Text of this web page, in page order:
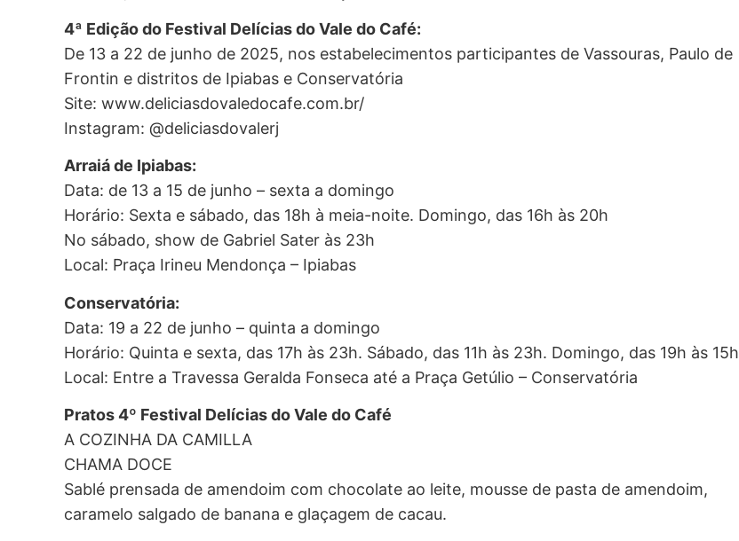
4ª Edição do Festival Delícias do Vale do Café:
De 13 a 22 de junho de 2025, nos estabelecimentos participantes de Vassouras, Paulo de
Frontin e distritos de Ipiabas e Conservatória
Site: www.deliciasdovaledocafe.com.br/
Instagram: @deliciasdovalerj
Arraiá de Ipiabas:
Data: de 13 a 15 de junho – sexta a domingo
Horário: Sexta e sábado, das 18h à meia-noite. Domingo, das 16h às 20h
No sábado, show de Gabriel Sater às 23h
Local: Praça Irineu Mendonça – Ipiabas
Conservatória:
Data: 19 a 22 de junho – quinta a domingo
Horário: Quinta e sexta, das 17h às 23h. Sábado, das 11h às 23h. Domingo, das 19h às 15h
Local: Entre a Travessa Geralda Fonseca até a Praça Getúlio – Conservatória
Pratos 4º Festival Delícias do Vale do Café
A COZINHA DA CAMILLA
CHAMA DOCE
Sablé prensada de amendoim com chocolate ao leite, mousse de pasta de amendoim,
caramelo salgado de banana e glaçagem de cacau.